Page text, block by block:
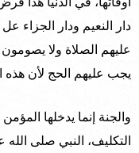
دار النعيم ودار الجزاء
عليهم الصلاة ولا
يجب عليهم الحج لأن هذه
والجنة إنما يدخلها
التكليف، النبي صلى